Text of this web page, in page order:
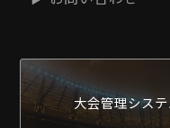
大会管理シス